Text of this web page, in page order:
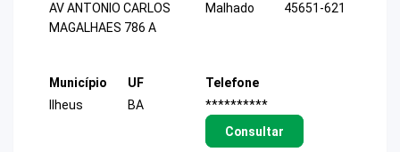
AV ANTONIO CARLOS
MAGALHAES 786 A
Malhado
45651-621
Município
Ilheus
UF
BA
Telefone
**********
Consultar